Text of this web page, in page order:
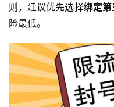
则，建议优先选择绑定
险最低。